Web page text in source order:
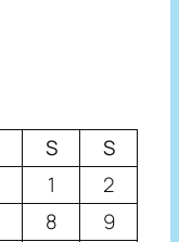
S
S
1
2
8
9